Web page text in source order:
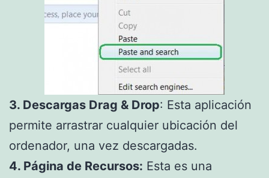
3. Descargas Drag & Drop: Esta aplicación
permite arrastrar cualquier ubicación del
ordenador, una vez descargadas.
4. Página de Recursos: Esta es una